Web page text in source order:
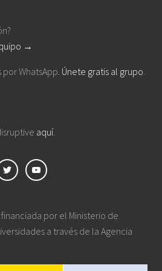
→
WhatsApp. Únete gratis al grupo
aquí
por el Ministerio de
a través de la Agencia